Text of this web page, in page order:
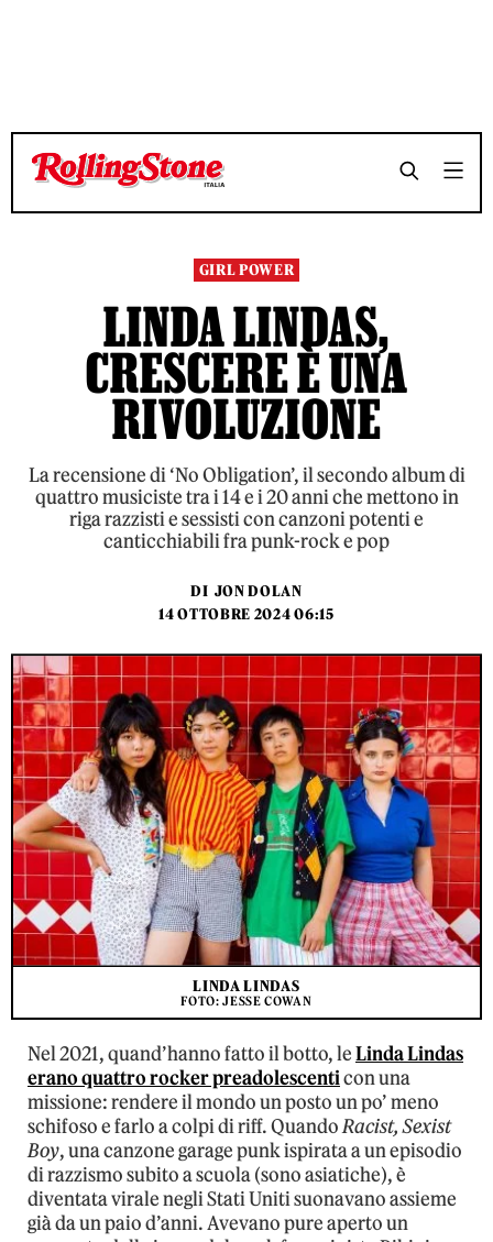
GIRL POWER
LINDA LINDAS,
CRESCERE È UNA
RIVOLUZIONE
La recensione di ‘No Obligation’, il secondo album di
quattro musiciste tra i 14 e i 20 anni che mettono in
riga razzisti e sessisti con canzoni potenti e
canticchiabili fra punk-rock e pop
DI JON DOLAN
14 OTTOBRE 2024 06:15
LINDA LINDAS
FOTO: JESSE COWAN
Nel 2021, quand’hanno fatto il botto, leLinda Lindas
erano quattro rocker preadolescenticon una
missione: rendere il mondo un posto un po’ meno
schifoso e farlo a colpi di riff. QuandoRacist, Sexist
Boy, una canzone garage punk ispirata a un episodio
di razzismo subito a scuola (sono asiatiche), è
diventata virale negli Stati Uniti suonavano assieme
già da un paio d’anni. Avevano pure aperto un